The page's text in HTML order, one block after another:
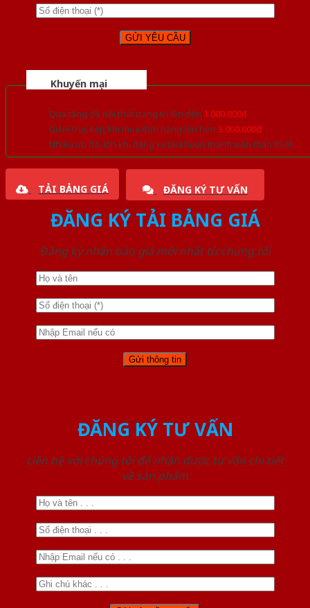
Khuyến mại
Quà tặng đồ nội thất trang trí lên đến 1.000.000đ
Giảm trực tiếp khi mua đơn hàng lớn hơn 3.000.000đ
Nhiều ưu đãi lớn khi đăng ký tài khoản thành viên thân thiết
TẢI BẢNG GIÁ ĐĂNG KÝ TƯ VẤN
ĐĂNG KÝ TẢI BẢNG GIÁ
Đăng ký nhận báo giá mới nhất từ chúng tôi
ĐĂNG KÝ TƯ VẤN
Liên hệ với chúng tôi để nhận được tư vấn chi tiết
về sản phẩm